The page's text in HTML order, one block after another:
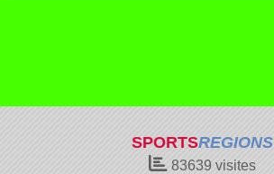
SPORTSREGIONS
83639 visites